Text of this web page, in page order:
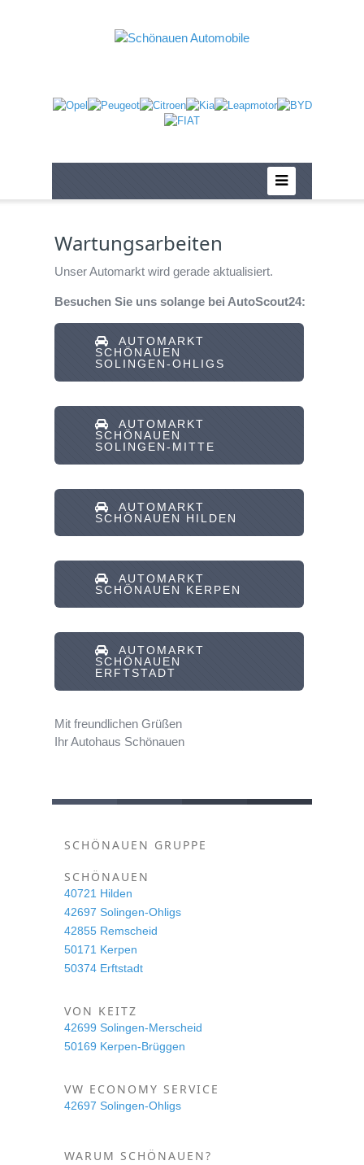
Wartungsarbeiten
Unser Automarkt wird gerade aktualisiert.
Besuchen Sie uns solange bei AutoScout24:
AUTOMARKT
SCHÖNAUEN
SOLINGEN-OHLIGS
AUTOMARKT
SCHÖNAUEN
SOLINGEN-MITTE
AUTOMARKT
SCHÖNAUEN HILDEN
AUTOMARKT
SCHÖNAUEN KERPEN
AUTOMARKT
SCHÖNAUEN
ERFTSTADT
Mit freundlichen Grüßen
Ihr Autohaus Schönauen
SCHÖNAUEN GRUPPE
SCHÖNAUEN
40721 Hilden
42697 Solingen-Ohligs
42855 Remscheid
50171 Kerpen
50374 Erftstadt
VON KEITZ
42699 Solingen-Merscheid
50169 Kerpen-Brüggen
VW ECONOMY SERVICE
42697 Solingen-Ohligs
WARUM SCHÖNAUEN?